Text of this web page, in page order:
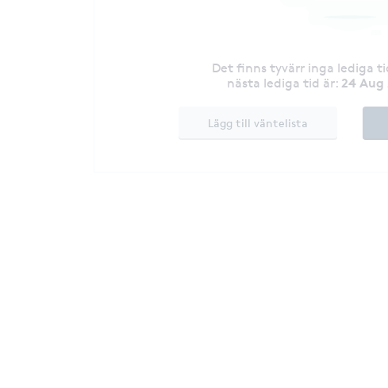
Det finns tyvärr inga lediga
nästa lediga tid är: 24 Aug
Lägg till väntelista